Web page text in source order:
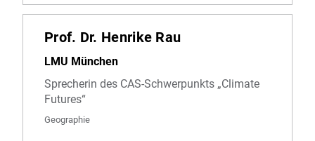
Prof. Dr. Henrike Rau
LMU München
Sprecherin des CAS-Schwerpunkts „Climate
Futures“
Geographie